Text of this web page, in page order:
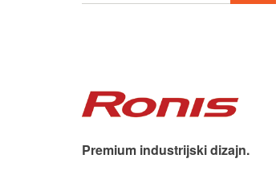
Premium industrijski dizajn.